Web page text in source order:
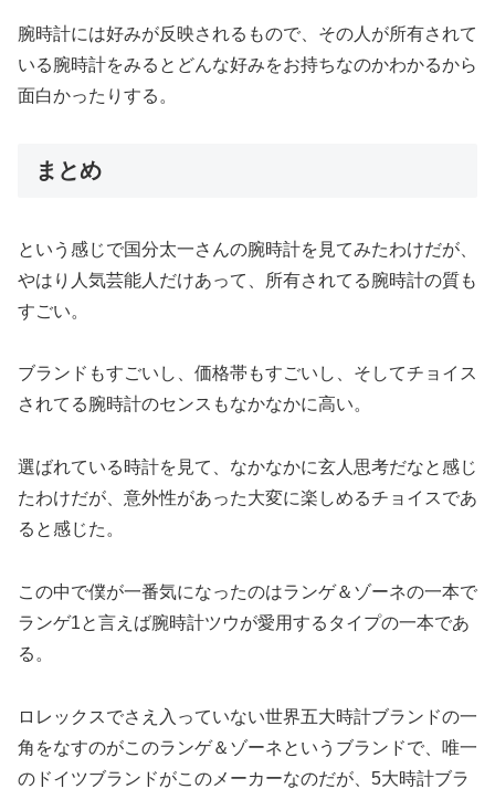
腕時計には好みが反映されるもので、その人が所有されて
いる腕時計をみるとどんな好みをお持ちなのかわかるから
面白かったりする。
まとめ
という感じで国分太一さんの腕時計を見てみたわけだが、
やはり人気芸能人だけあって、所有されてる腕時計の質も
すごい。
ブランドもすごいし、価格帯もすごいし、そしてチョイス
されてる腕時計のセンスもなかなかに高い。
選ばれている時計を見て、なかなかに玄人思考だなと感じ
たわけだが、意外性があった大変に楽しめるチョイスであ
ると感じた。
この中で僕が一番気になったのはランゲ＆ゾーネの一本で
ランゲ1と言えば腕時計ツウが愛用するタイプの一本であ
る。
ロレックスでさえ入っていない世界五大時計ブランドの一
角をなすのがこのランゲ＆ゾーネというブランドで、唯一
のドイツブランドがこのメーカーなのだが、5大時計ブラ